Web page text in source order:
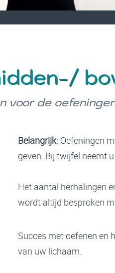
voor de
Belangrijk: Oefeningen
geven. Bij twijfel neemt
Het aantal herhalingen
wordt altijd besproken
Succes met oefenen en
van uw lichaam.